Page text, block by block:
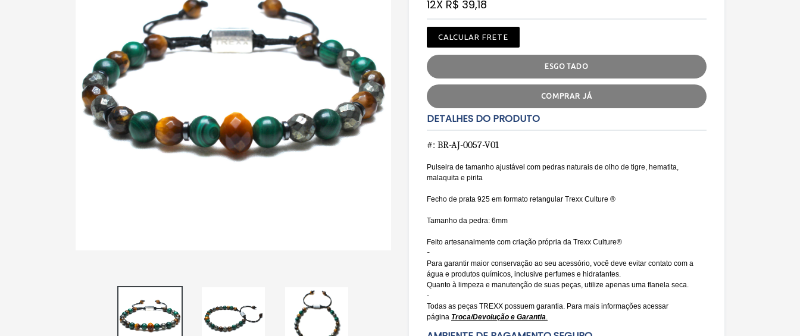
normal
12X R$ 39,18
CALCULAR FRETE
ESGOTADO
COMPRAR JÁ
DETALHES DO PRODUTO
#: BR-AJ-0057-V01
Pulseira de tamanho ajustável com pedras naturais de olho de tigre, hematita,
malaquita e pirita
Fecho de prata 925 em formato retangular Trexx Culture ®
Tamanho da pedra: 6mm
Feito artesanalmente com criação própria da Trexx Culture®
-
Para garantir maior conservação ao seu acessório, você deve evitar contato com a
água e produtos químicos, inclusive perfumes e hidratantes.
Quanto à limpeza e manutenção de suas peças, utilize apenas uma flanela seca.
-
Todas as peças TREXX possuem garantia. Para mais informações acessar
página Troca/Devolução e Garantia.